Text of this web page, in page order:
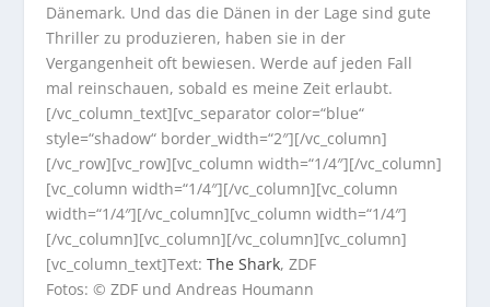
Dänemark. Und das die Dänen in der Lage sind gute
Thriller zu produzieren, haben sie in der
Vergangenheit oft bewiesen. Werde auf jeden Fall
mal reinschauen, sobald es meine Zeit erlaubt.
[/vc_column_text][vc_separator color=“blue“
style=“shadow“ border_width=“2″][/vc_column]
[/vc_row][vc_row][vc_column width=“1/4″][/vc_column]
[vc_column width=“1/4″][/vc_column][vc_column
width=“1/4″][/vc_column][vc_column width=“1/4″]
[/vc_column][vc_column][/vc_column][vc_column]
[vc_column_text]Text:The Shark, ZDF
Fotos: © ZDF und Andreas Houmann